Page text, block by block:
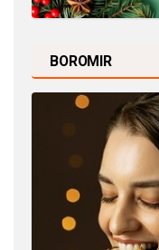
BOROMIR